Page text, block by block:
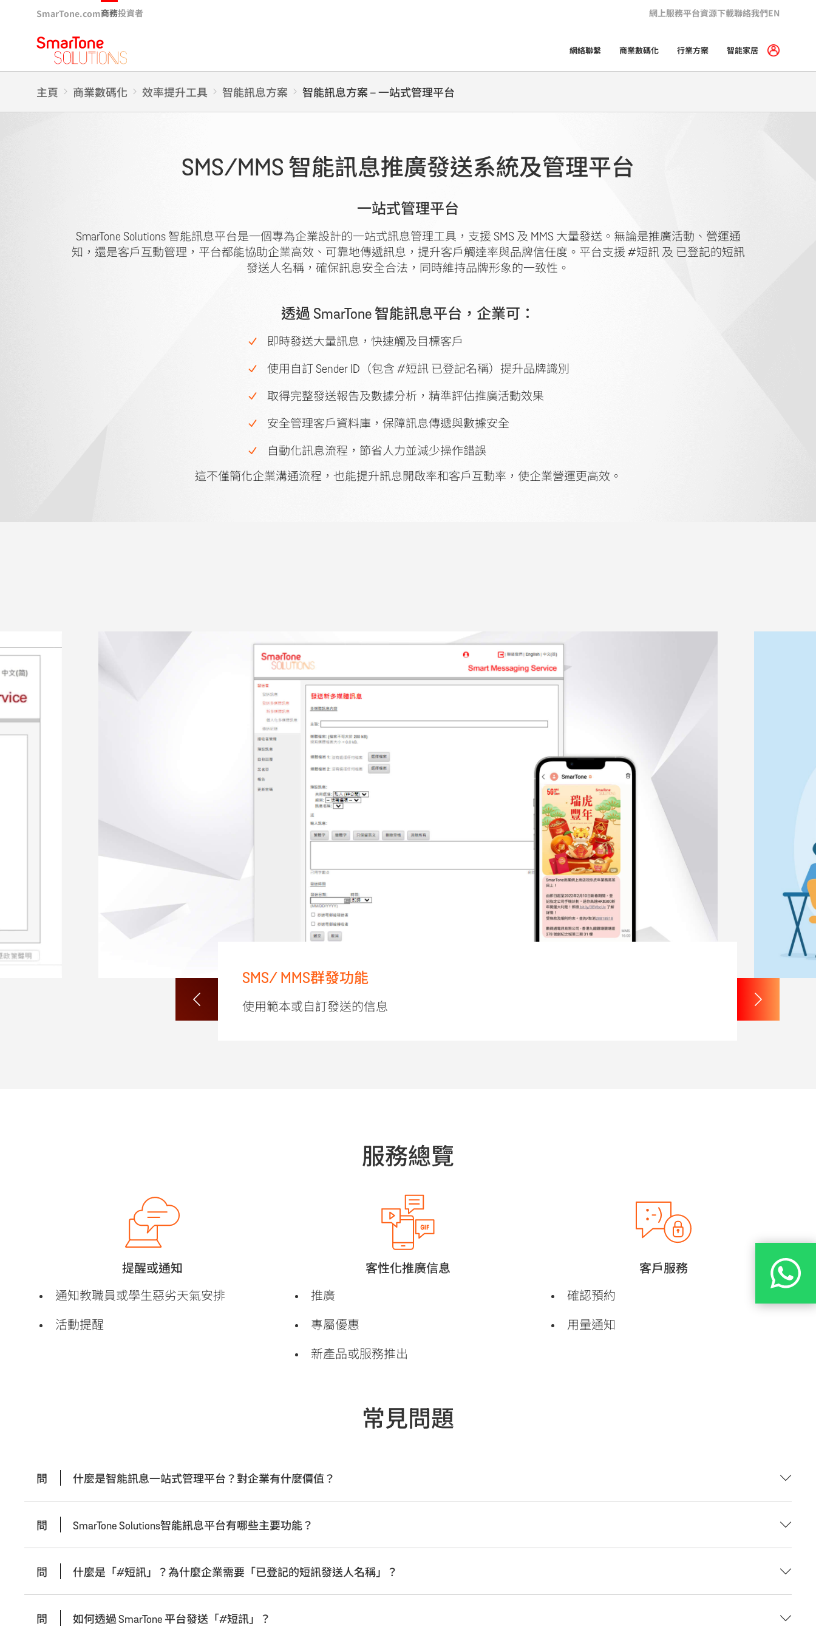
SmarTone.com商務投資者 網上服務平台資源下載聯絡我們EN
網絡聯繫 商業數碼化 行業方案 智能家居
主頁 商業數碼化 效率提升工具 智能訊息方案 智能訊息方案 – 一站式管理平台
SMS/MMS 智能訊息推廣發送系統及管理平台
一站式管理平台
SmarTone Solutions 智能訊息平台是一個專為企業設計的一站式訊息管理工具，支援 SMS 及 MMS 大量發送。無論是推廣活動、營運通
知，還是客戶互動管理，平台都能協助企業高效、可靠地傳遞訊息，提升客戶觸達率與品牌信任度。平台支援 #短訊 及 已登記的短訊
發送人名稱，確保訊息安全合法，同時維持品牌形象的一致性。
透過 SmarTone 智能訊息平台，企業可：
即時發送大量訊息，快速觸及目標客戶
使用自訂 Sender ID（包含 #短訊 已登記名稱）提升品牌識別
取得完整發送報告及數據分析，精準評估推廣活動效果
安全管理客戶資料庫，保障訊息傳遞與數據安全
自動化訊息流程，節省人力並減少操作錯誤
這不僅簡化企業溝通流程，也能提升訊息開啟率和客戶互動率，使企業營運更高效。
SMS/ MMS群發功能
使用範本或自訂發送的信息
服務總覽
提醒或通知 客性化推廣信息 客戶服務
通知教職員或學生惡劣天氣安排
活動提醒
推廣
專屬優惠
新產品或服務推出
確認預約
用量通知
常見問題
問 什麼是智能訊息一站式管理平台？對企業有什麼價值？
問 SmarTone Solutions智能訊息平台有哪些主要功能？
問 什麼是「#短訊」？為什麼企業需要「已登記的短訊發送人名稱」？
問 如何透過 SmarTone 平台發送「#短訊」？